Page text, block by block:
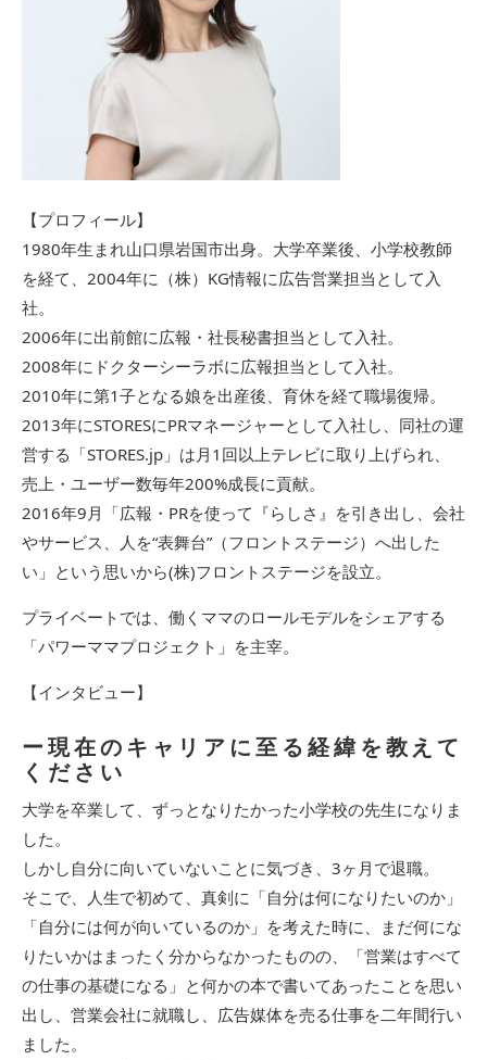
【プロフィール】
1980年生まれ山口県岩国市出身。大学卒業後、小学校教師
を経て、2004年に（株）KG情報に広告営業担当として入
社。
2006年に出前館に広報・社長秘書担当として入社。
2008年にドクターシーラボに広報担当として入社。
2010年に第1子となる娘を出産後、育休を経て職場復帰。
2013年にSTORESにPRマネージャーとして入社し、同社の運
営する「STORES.jp」は月1回以上テレビに取り上げられ、
売上・ユーザー数毎年200%成長に貢献。
2016年9月「広報・PRを使って『らしさ』を引き出し、会社
やサービス、人を“表舞台”（フロントステージ）へ出した
い」という思いから(株)フロントステージを設立。
プライベートでは、働くママのロールモデルをシェアする
「パワーママプロジェクト」を主宰。
【インタビュー】
ー現在のキャリアに至る経緯を教えて
ください
大学を卒業して、ずっとなりたかった小学校の先生になりま
した。
しかし自分に向いていないことに気づき、3ヶ月で退職。
そこで、人生で初めて、真剣に「自分は何になりたいのか」
「自分には何が向いているのか」を考えた時に、まだ何にな
りたいかはまったく分からなかったものの、「営業はすべて
の仕事の基礎になる」と何かの本で書いてあったことを思い
出し、営業会社に就職し、広告媒体を売る仕事を二年間行い
ました。